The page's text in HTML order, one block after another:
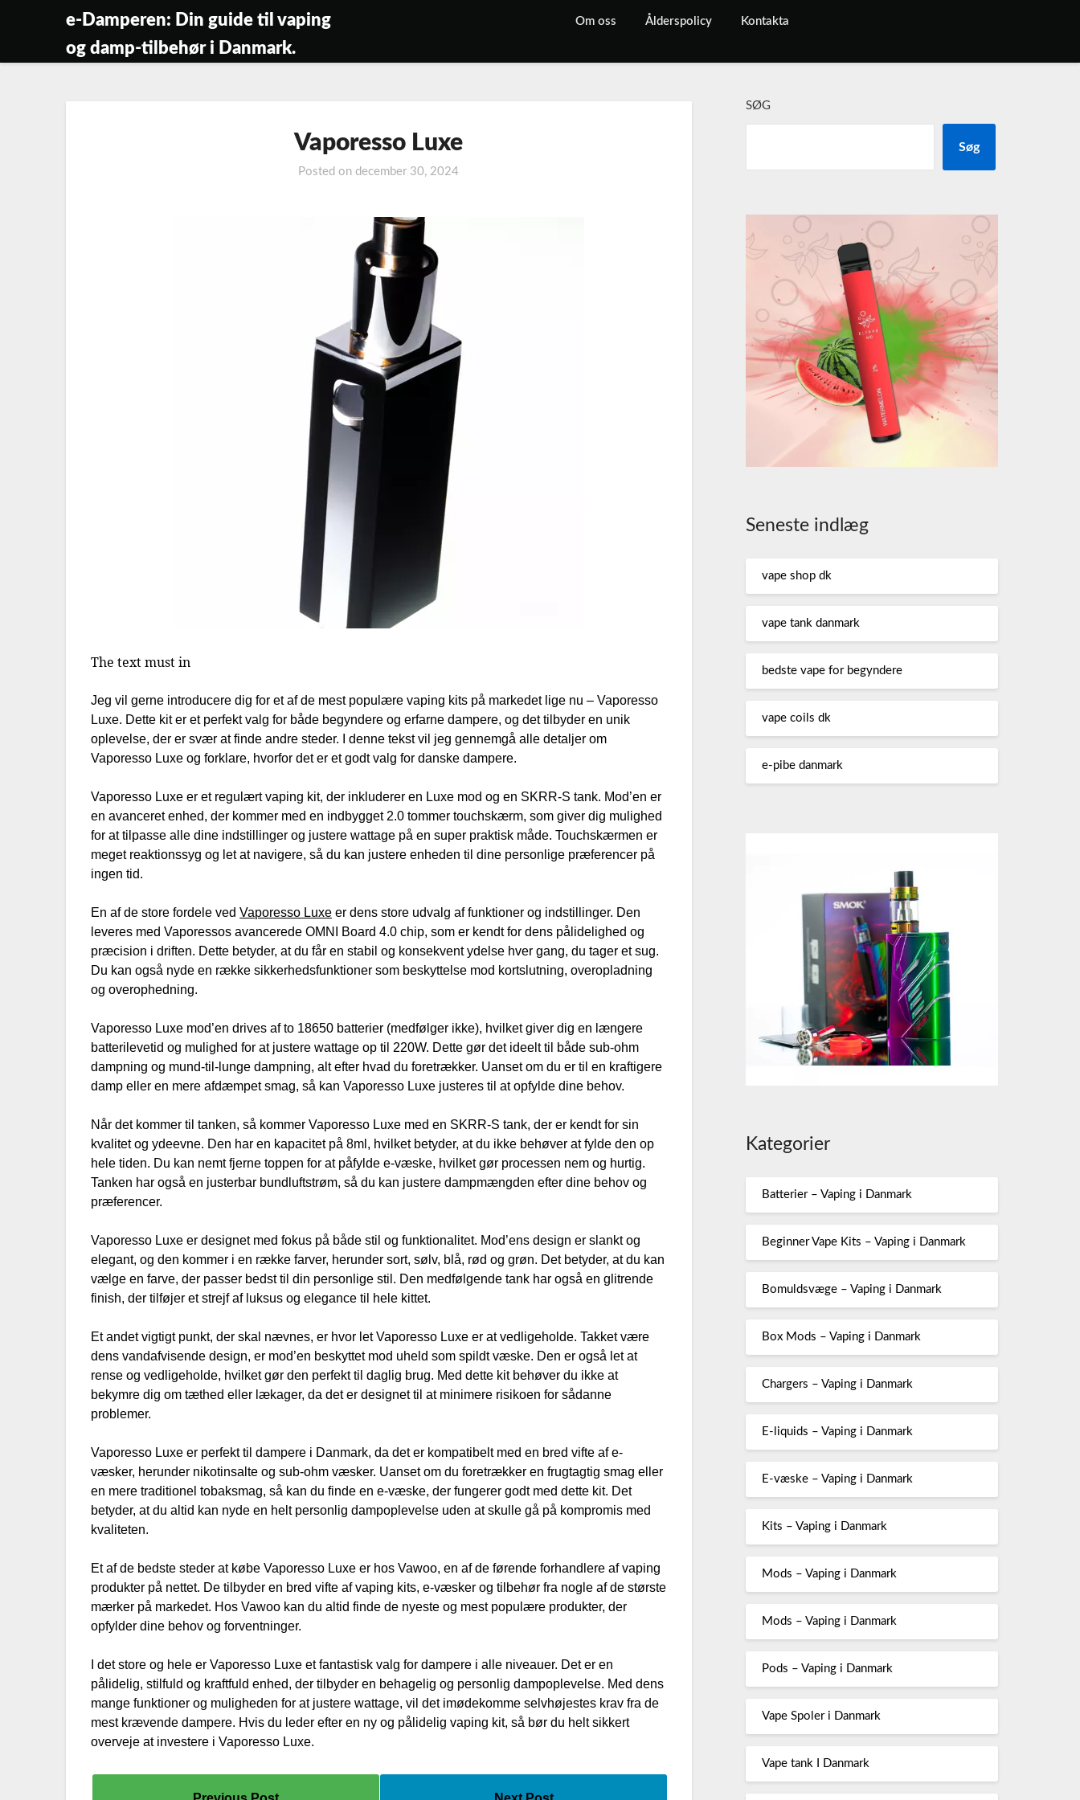
e-Damperen: Din guide til vaping
og damp-tilbehør i Danmark.
Om oss Ålderspolicy Kontakta
Vaporesso Luxe
Posted ondecember 30, 2024
The text must in
Jeg vil gerne introducere dig for et af de mest populære vaping kits på markedet lige nu – Vaporesso
Luxe. Dette kit er et perfekt valg for både begyndere og erfarne dampere, og det tilbyder en unik
oplevelse, der er svær at finde andre steder. I denne tekst vil jeg gennemgå alle detaljer om
Vaporesso Luxe og forklare, hvorfor det er et godt valg for danske dampere.
Vaporesso Luxe er et regulært vaping kit, der inkluderer en Luxe mod og en SKRR-S tank. Mod’en er
en avanceret enhed, der kommer med en indbygget 2.0 tommer touchskærm, som giver dig mulighed
for at tilpasse alle dine indstillinger og justere wattage på en super praktisk måde. Touchskærmen er
meget reaktionssyg og let at navigere, så du kan justere enheden til dine personlige præferencer på
ingen tid.
En af de store fordele vedVaporesso Luxe er dens store udvalg af funktioner og indstillinger. Den
leveres med Vaporessos avancerede OMNI Board 4.0 chip, som er kendt for dens pålidelighed og
præcision i driften. Dette betyder, at du får en stabil og konsekvent ydelse hver gang, du tager et sug.
Du kan også nyde en række sikkerhedsfunktioner som beskyttelse mod kortslutning, overopladning
og overophedning.
Vaporesso Luxe mod’en drives af to 18650 batterier (medfølger ikke), hvilket giver dig en længere
batterilevetid og mulighed for at justere wattage op til 220W. Dette gør det ideelt til både sub-ohm
dampning og mund-til-lunge dampning, alt efter hvad du foretrækker. Uanset om du er til en kraftigere
damp eller en mere afdæmpet smag, så kan Vaporesso Luxe justeres til at opfylde dine behov.
Når det kommer til tanken, så kommer Vaporesso Luxe med en SKRR-S tank, der er kendt for sin
kvalitet og ydeevne. Den har en kapacitet på 8ml, hvilket betyder, at du ikke behøver at fylde den op
hele tiden. Du kan nemt fjerne toppen for at påfylde e-væske, hvilket gør processen nem og hurtig.
Tanken har også en justerbar bundluftstrøm, så du kan justere dampmængden efter dine behov og
præferencer.
Vaporesso Luxe er designet med fokus på både stil og funktionalitet. Mod’ens design er slankt og
elegant, og den kommer i en række farver, herunder sort, sølv, blå, rød og grøn. Det betyder, at du kan
vælge en farve, der passer bedst til din personlige stil. Den medfølgende tank har også en glitrende
finish, der tilføjer et strejf af luksus og elegance til hele kittet.
Et andet vigtigt punkt, der skal nævnes, er hvor let Vaporesso Luxe er at vedligeholde. Takket være
dens vandafvisende design, er mod’en beskyttet mod uheld som spildt væske. Den er også let at
rense og vedligeholde, hvilket gør den perfekt til daglig brug. Med dette kit behøver du ikke at
bekymre dig om tæthed eller lækager, da det er designet til at minimere risikoen for sådanne
problemer.
Vaporesso Luxe er perfekt til dampere i Danmark, da det er kompatibelt med en bred vifte af e-
væsker, herunder nikotinsalte og sub-ohm væsker. Uanset om du foretrækker en frugtagtig smag eller
en mere traditionel tobaksmag, så kan du finde en e-væske, der fungerer godt med dette kit. Det
betyder, at du altid kan nyde en helt personlig dampoplevelse uden at skulle gå på kompromis med
kvaliteten.
Et af de bedste steder at købe Vaporesso Luxe er hos Vawoo, en af de førende forhandlere af vaping
produkter på nettet. De tilbyder en bred vifte af vaping kits, e-væsker og tilbehør fra nogle af de største
mærker på markedet. Hos Vawoo kan du altid finde de nyeste og mest populære produkter, der
opfylder dine behov og forventninger.
I det store og hele er Vaporesso Luxe et fantastisk valg for dampere i alle niveauer. Det er en
pålidelig, stilfuld og kraftfuld enhed, der tilbyder en behagelig og personlig dampoplevelse. Med dens
mange funktioner og muligheden for at justere wattage, vil det imødekomme selvhøjestes krav fra de
mest krævende dampere. Hvis du leder efter en ny og pålidelig vaping kit, så bør du helt sikkert
overveje at investere i Vaporesso Luxe.
SØG
Søg
Seneste indlæg
vape shop dk
vape tank danmark
bedste vape for begyndere
vape coils dk
e-pibe danmark
Kategorier
Batterier – Vaping i Danmark
Beginner Vape Kits – Vaping i Danmark
Bomuldsvæge – Vaping i Danmark
Box Mods – Vaping i Danmark
Chargers – Vaping i Danmark
E-liquids – Vaping i Danmark
E-væske – Vaping i Danmark
Kits – Vaping i Danmark
Mods – Vaping i Danmark
Mods – Vaping i Danmark
Pods – Vaping i Danmark
Vape Spoler i Danmark
Vape tank I Danmark